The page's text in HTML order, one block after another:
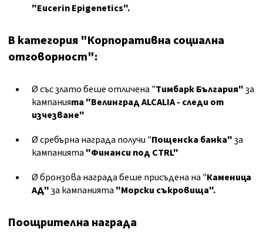
"Eucerin Epigenetics".
В категория "Корпоративна социална
отговорност":
Ø със злато беше отличена "Тимбарк България"за
кампанията "Велинград ALCALIA - следи от
изчезване"
Ø сребърна награда получи "Пощенска банка"за
кампанията"Финанси под CTRL"
Ø бронзова награда беше присъдена на "Каменица
АД"за кампанията"Морски съкровища".
Поощрителна награда